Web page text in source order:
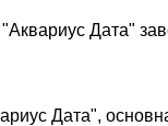
Дата"
Дата",